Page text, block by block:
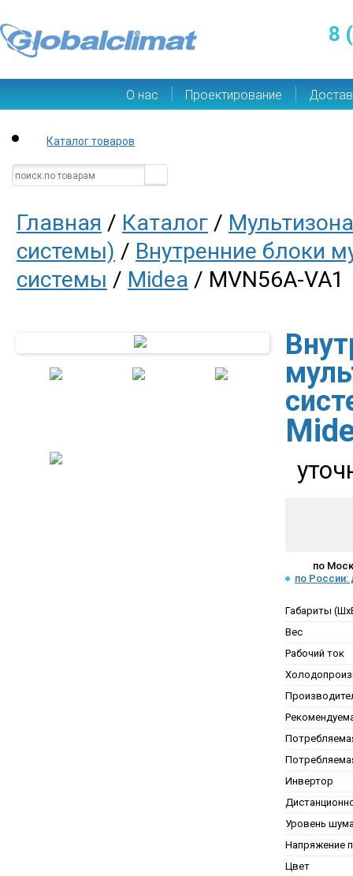
8
О нас Проектирование
Каталог товаров
Главная / Каталог /
системы) / Внутренние блоки
системы / Midea / MVN56A-VA1
по
по России:
Габариты
Вес
Рабочий ток
Инвертор
Уровень
Напряжение
Цвет